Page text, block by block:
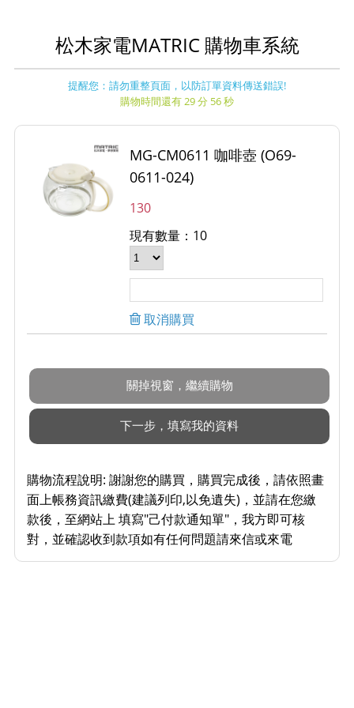
松木家電MATRIC 購物車系統
提醒您：請勿重整頁面，以防訂單資料傳送錯誤!
購物時間還有 29 分 56 秒
MG-CM0611 咖啡壺 (O69-
0611-024)
130
現有數量：10
取消購買
購物流程說明: 謝謝您的購買，購買完成後，請依照畫
面上帳務資訊繳費(建議列印,以免遺失)，並請在您繳
款後，至網站上 填寫"己付款通知單"，我方即可核
對，並確認收到款項如有任何問題請來信或來電